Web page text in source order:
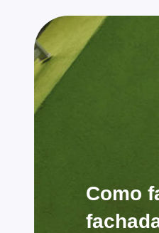
Como